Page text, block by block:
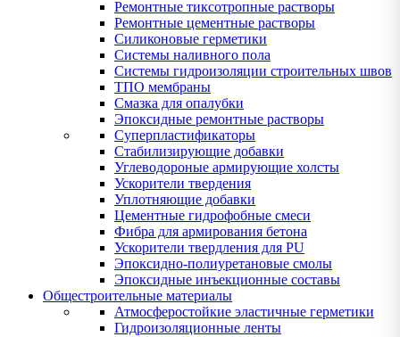
Ремонтные тиксотропные растворы
Ремонтные цементные растворы
Силиконовые герметики
Системы наливного пола
Системы гидроизоляции строительных швов
ТПО мембраны
Смазка для опалубки
Эпоксидные ремонтные растворы
Суперпластификаторы
Стабилизирующие добавки
Углеводороные армирующие холсты
Ускорители твердения
Уплотняющие добавки
Цементные гидрофобные смеси
Фибра для армирования бетона
Ускорители твердления для PU
Эпоксидно-полиуретановые смолы
Эпоксидные инъекционные составы
Общестроительные материалы
Атмосферостойкие эластичные герметики
Гидроизоляционные ленты